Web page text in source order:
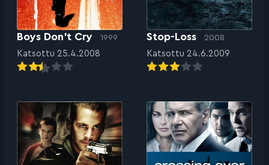
Boys Don’t Cry 1999
Katsottu 25.4.2008
Stop-Loss 2008
Katsottu 24.6.2009